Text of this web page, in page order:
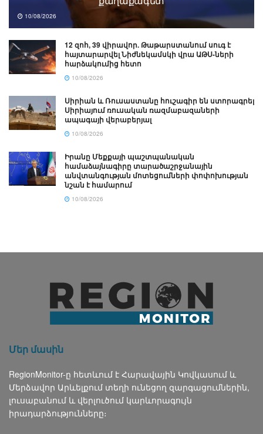
10/08/2026
12 զոհ, 39 վիրավոր. Թաթարստանում սուգ է
հայտարարվել Նիժնեկամսկի վրա ԱԹՍ-ների
հարձակումից հետո
10/08/2026
Սիրիան և Ռուսաստանը հուշագիր են ստորագրել
Սիրիայում ռուսական ռազմաբազաների
ապագայի վերաբերյալ
10/08/2026
Իրանը Մեքքայի պաշտպանական
համաձայնագիրը տարածաշրջանային
անվտանգության մոտեցումների փոփոխության
նշան է համարում
10/08/2026
Մեր մասին
RegionMonitor-ը հետևում է Հարավային Կովկասում և
Մերձավոր Արևելքում տեղի ունեցող զարգացումներին,
լուսաբանում և վերլուծում կարևորագույն
իրադարձությունները։